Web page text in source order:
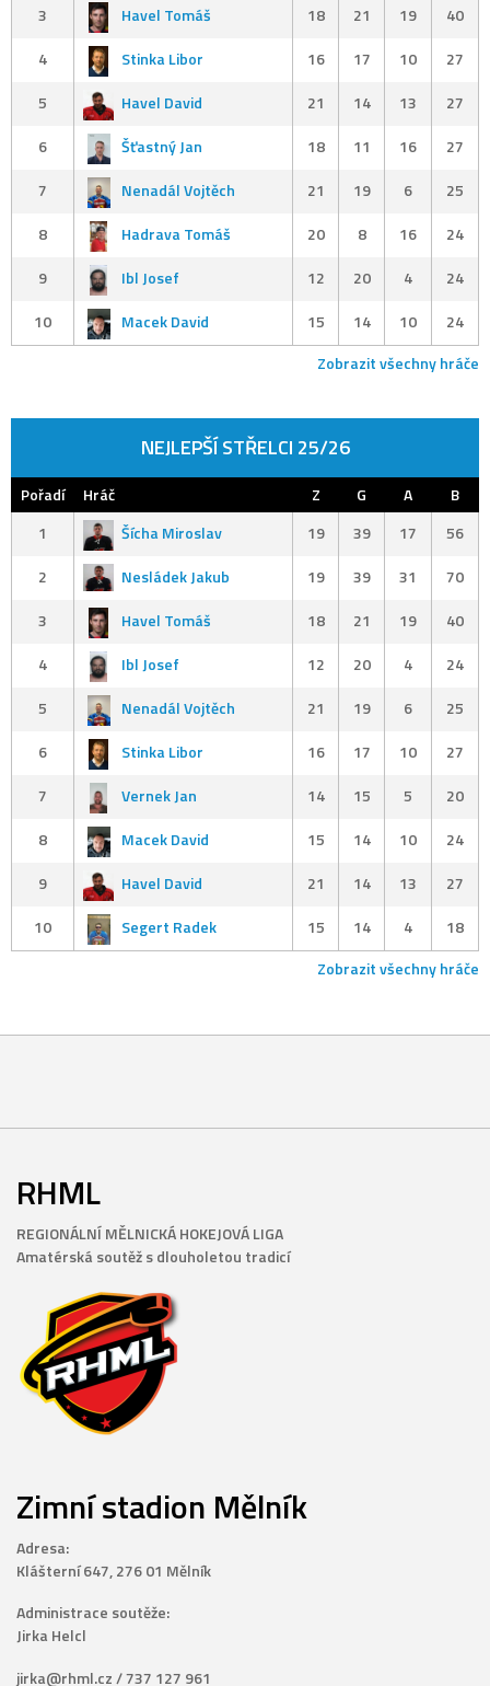
3
Havel Tomáš 18 21 19
40
4
Stinka Libor 16 17 10
27
5
Havel David 21 14 13
27
6
Šťastný Jan 18 11 16
27
7
Nenadál Vojtěch 21 19 6
25
8
Hadrava Tomáš 20 8 16
24
9
Ibl Josef 12 20 4
24
10
Macek David 15 14 10
24
Zobrazit všechny hráče
NEJLEPŠÍ STŘELCI 25/26
Pořadí Hráč Z G A
B
1
Šícha Miroslav 19 39 17
56
2
Nesládek Jakub 19 39 31
70
3
Havel Tomáš 18 21 19
40
4
Ibl Josef 12 20 4
24
5
Nenadál Vojtěch 21 19 6
25
6
Stinka Libor 16 17 10
27
7
Vernek Jan 14 15 5
20
8
Macek David 15 14 10
24
9
Havel David 21 14 13
27
10
Segert Radek 15 14 4
18
Zobrazit všechny hráče
RHML
REGIONÁLNÍ MĚLNICKÁ HOKEJOVÁ LIGA
Amatérská soutěž s dlouholetou tradicí
Zimní stadion Mělník
Adresa:
Klášterní 647, 276 01 Mělník
Administrace soutěže:
Jirka Helcl
jirka@rhml.cz / 737 127 961